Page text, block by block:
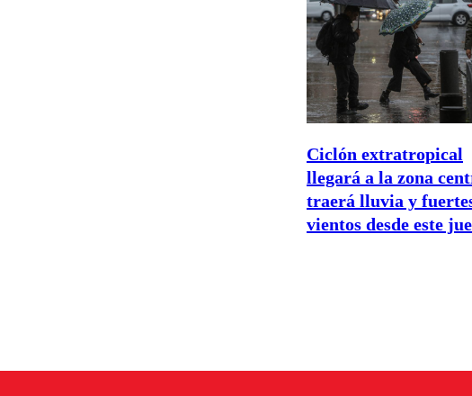
Ciclón extratropical
llegará a la zona
traerá lluvia y
vientos desde este